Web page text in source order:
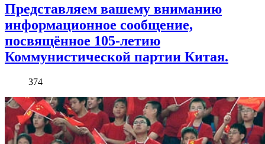
Представляем вашему вниманию
информационное сообщение,
посвящённое 105-летию
Коммунистической партии Китая.
374